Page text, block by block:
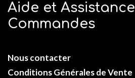
Aide et Assistance
Commandes
Nous contacter
Conditions Générales de Vente